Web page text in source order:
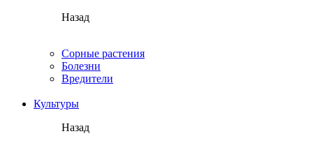
Назад
Сорные растения
Болезни
Вредители
Культуры
Назад